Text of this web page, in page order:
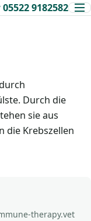
05522 9182582
Durch die
sie aus
die Krebszellen
therapy.vet